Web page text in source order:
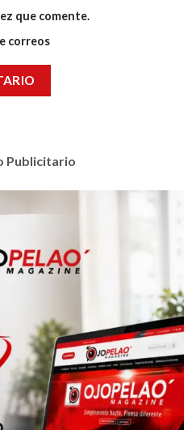
que comente.
correos
Publicitario